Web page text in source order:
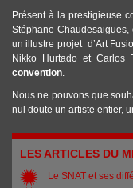
Présent à la prestigieuse
Stéphane
un illustre projet d’Art
Nikko Hurtado et Carlos
convention.
Nous ne pouvons que
nul doute un artiste entier,
LES ARTICLES DU
Le SNAT et ses